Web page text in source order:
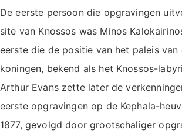
De eerste persoon die opgravingen
site van Knossos was Minos
eerste die de positie van het paleis van
koningen, bekend als het Knossos-
Arthur Evans zette later de
eerste opgravingen op de Kephala-
1877, gevolgd door grootschaliger